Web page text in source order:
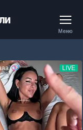
Меню